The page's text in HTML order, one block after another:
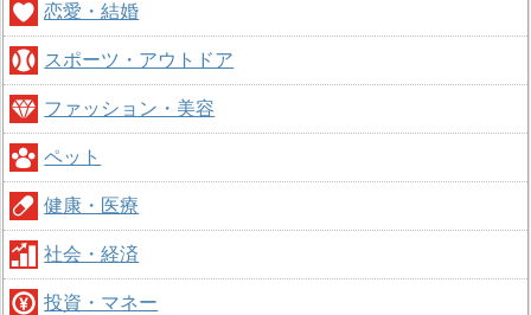
恋愛・結婚
スポーツ・アウトドア
ファッション・美容
ペット
健康・医療
社会・経済
投資・マネー